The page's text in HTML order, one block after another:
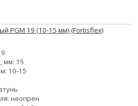
PGM 19 (10-15 мм) (Fortisflex)
мм: 15
10-15
неопрен